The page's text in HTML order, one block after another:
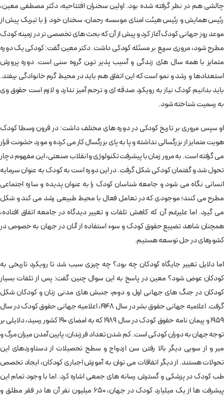
چالشی هم در نظر گرفته شده بود. اولین سخنران افتتاحیه، دکتر مصطفی معین،
رئیس همایش و رئیس هیئت امنای موسسه رحمان، سخنان خود را با تبریک پیش از
موعد روز جهانی کودک آغاز کرد و پیش از آن که بحث های تخصصی تر در زمینه کودک
مطرح شود، مروری سریع بر مسئله کودکی داشت. دکتر معین گفت: کودکی یک دوره
متمایز با همه سال های زندگی و آسیب پذیر ترین گروه سنی است. دوره پرورش
استعدادها و رشد و نمو است که این اتفاق هم باید در محیط گرم خانوادگی بیفتد.
باید بدانیم کودک نیاز به رویکرد صدقه ای و ترحم آمیز ندارد و لازم است حقوق وی
به رسمیت شناخته شود.
او سپس مروری بر تاریخ کودکی در دوره های مختلف داشت: در قرون وسطا کودک
هویت متمایز از بزرگسالی نداشته و پا به پای بزرگسال کار می کرده و مورد خشونت قرار
می گرفته است. به مرور زمان با پیشرفت تکنولوژی و انقلاب صنعتی، این مفهوم دچار
تحول شد و گفتمان کودکی شکل گرفت. در این دوره است به کودک به عنوان سرمایه
انسانی نگاه می شود و جامعه شناسان کودک را به عنوان پدیده و سازه اجتماعی
مطرح می کنند؛ موجودی که در تعامل فعال با محیط طبیعی رشد می کند و شکل
می گیرد. اما علیرغم آن که کاهش تلفات و تغییر دیدگاه در جامعه اتفاق افتاده،
همچنان شاهد تضییع حقوق کودک و سوء استفاده از آنان در جهان به خصوص در
کشورهای در حل توسعه هستیم.
اما دلایل تغییر جایگاه کودکان چه بود؟ چه چیزی سبب شد تا رویکرد تاریخی به
کودکان عوض شود؟ معین در پاسخ به این سوال چنین گفت: پس از تلفات بسیار
کودکان در جنگ های جهانی اول و دوم، جنبش های مدنی زنان و کودکان شکل
گرفت. اعلامیه جهانی حقوق بشر در سال 1948، اعلامیه جهانی حقوق کودک در سال
1959 و پیمان نامه حقوق کودک در سال 1989 که به امضای 190 کشور رسید، دلایلی بر
توجه جهان به دوران کودکی است. کم شدن تعداد فرزندان، پایین آمدن میزان مرگ و
میر و از سویی دیگر بالا رفتن سن ازدواج و سطح تحصیلات از دستاوردهای این
تحولات هستند. از دیگر اتفاقات می توان به آموزش اجباری کودکان، ایجاد تخصص
طب کودک در پزشکی و گسترش رسانه های جمعی اشاره کرد. اما با وجود تمام این
پیشرفت ها از یک میلیارد کودک در جهان، 650 میلیون نفر آن ها در فقر مطلق و